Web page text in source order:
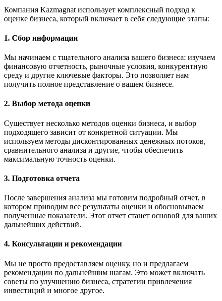
Компания Kazmagnat использует комплексный подход к
оценке бизнеса, который включает в себя следующие этапы:
1. Сбор информации
Мы начинаем с тщательного анализа вашего бизнеса: изучаем
финансовую отчетность, рыночные условия, конкурентную
среду и другие ключевые факторы. Это позволяет нам
получить полное представление о вашем бизнесе.
2. Выбор метода оценки
Существует несколько методов оценки бизнеса, и выбор
подходящего зависит от конкретной ситуации. Мы
используем методы дисконтированных денежных потоков,
сравнительного анализа и другие, чтобы обеспечить
максимальную точность оценки.
3. Подготовка отчета
После завершения анализа мы готовим подробный отчет, в
котором приводим все результаты оценки и обосновываем
полученные показатели. Этот отчет станет основой для ваших
дальнейших действий.
4. Консультации и рекомендации
Мы не просто предоставляем оценку, но и предлагаем
рекомендации по дальнейшим шагам. Это может включать
советы по улучшению бизнеса, стратегии привлечения
инвестиций и многое другое.